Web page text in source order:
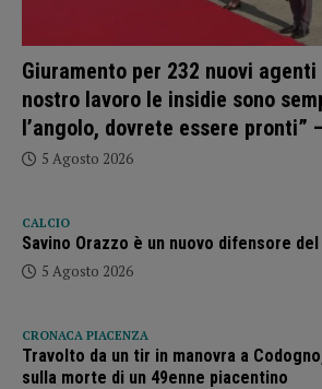
Giuramento per 232 nuovi
nostro lavoro le insidie sono
l’angolo, dovrete essere pronti” –
5 Agosto 2026
CALCIO
Savino Orazzo è un nuovo difensore
5 Agosto 2026
CRONACA PIACENZA
Travolto da un tir in manovra a
sulla morte di un 49enne piacentino